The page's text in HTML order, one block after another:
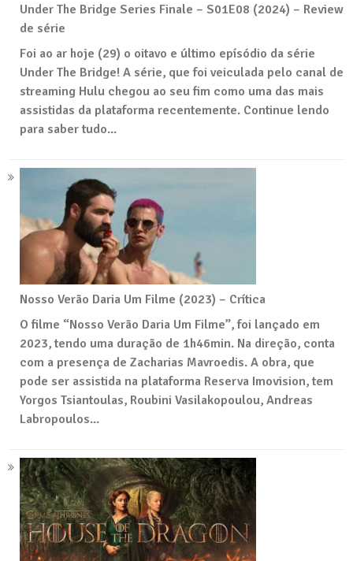
Under The Bridge Series Finale – S01E08 (2024) – Review
de série
Foi ao ar hoje (29) o oitavo e último epísódio da série
Under The Bridge! A série, que foi veiculada pelo canal de
streaming Hulu chegou ao seu fim como uma das mais
assistidas da plataforma recentemente. Continue lendo
para saber tudo...
Nosso Verão Daria Um Filme (2023) – Crítica
O filme “Nosso Verão Daria Um Filme”, foi lançado em
2023, tendo uma duração de 1h46min. Na direção, conta
com a presença de Zacharias Mavroedis. A obra, que
pode ser assistida na plataforma Reserva Imovision, tem
Yorgos Tsiantoulas, Roubini Vasilakopoulou, Andreas
Labropoulos...